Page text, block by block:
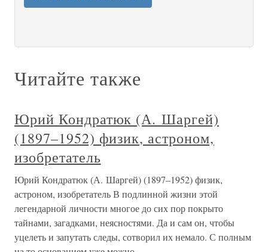
Читайте также
Юрий Кондратюк (А. Шаргей)
(1897–1952) физик, астроном,
изобретатель
Юрий Кондратюк (А. Шаргей) (1897–1952) физик,
астроном, изобретатель В подлинной жизни этой
легендарной личности многое до сих пор покрыто
тайнами, загадками, неясностями. Да и сам он, чтобы
уцелеть и запутать следы, сотворил их немало. С полным